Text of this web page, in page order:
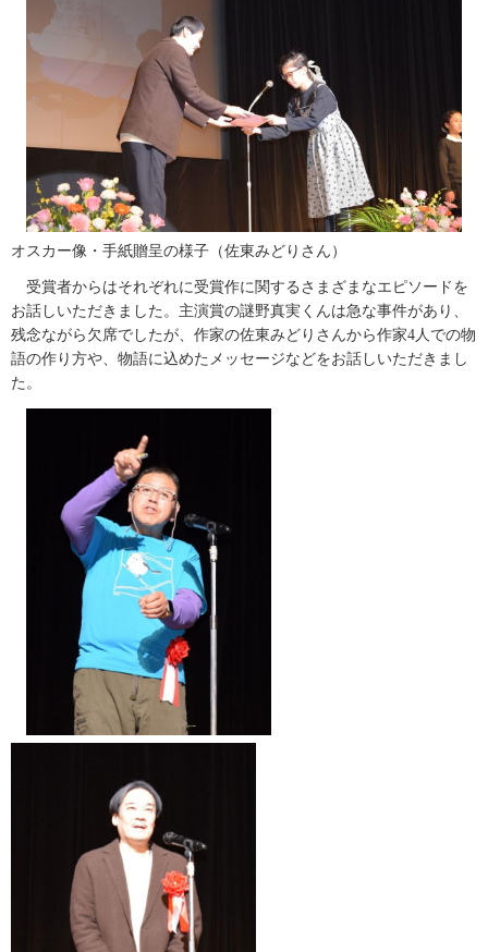
オスカー像・手紙贈呈の様子（佐東みどりさん）
受賞者からはそれぞれに受賞作に関するさまざまなエピソードを
お話しいただきました。主演賞の謎野真実くんは急な事件があり、
残念ながら欠席でしたが、作家の佐東みどりさんから作家4人での物
語の作り方や、物語に込めたメッセージなどをお話しいただきまし
た。